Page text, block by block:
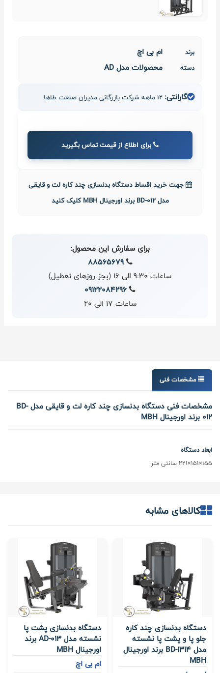
برند ام بی اچ
دسته محصولات مدل AD
گارانتی:
برای اطلاع از قیمت تماس بگیرید
جهت خرید اقساط دستگاه بدنسازی چند کاره لت و قایقی
مدل BD-012 برند اورجینال MBH کلیک کنید
برای سفارش این محصول:
88565679
ساعات 9:30 الی 16 (بجز روزهای تعطیل)
09122084296
ساعات 17 الی 20
مشخصات فنی
مشخصات فنی دستگاه بدنسازی چند کاره لت و قایقی مدل BD-
012 برند اورجینال MBH
ابعاد دستگاه
155×151×221 سانتی متر
کالاهای مشابه
دستگاه بدنسازی چند کاره
جلو پا و پشت پا نشسته
مدل BD-1314 برند اورجینال
MBH
دستگاه بدنسازی پشت پا
نشسته مدل AD-013 برند
اورجینال MBH
ام بی اچ